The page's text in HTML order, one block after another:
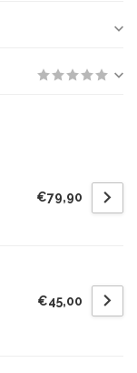
€79,90
€45,00